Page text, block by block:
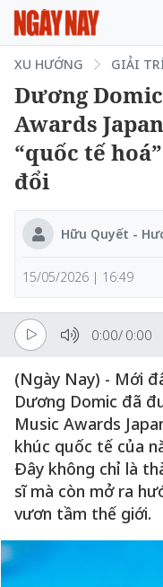
XU HƯỚNG GIẢI
Dương
Awards
“quốc tế
đổi
Hữu Quyết -
15/05/2026 | 16:49
0:00/ 0:00
(Ngày Nay) - Mới
Dương Domic đã
Music Awards
khúc quốc tế của
Đây không chỉ là
sĩ mà còn mở ra
vươn tầm thế giới.